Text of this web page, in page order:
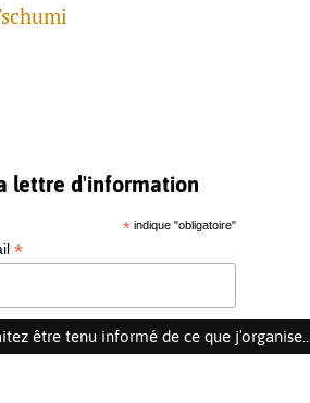
lettre d'information
* indique "obligatoire"
*